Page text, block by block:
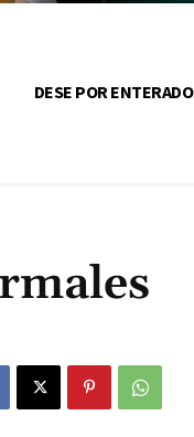
DESE POR ENTERADO